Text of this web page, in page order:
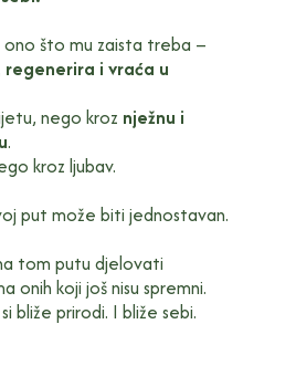
što mu zaista treba –
regenerira i vraća u
nego kroz nježnu i
.
kroz ljubav.
put može biti jednostavan.
tom putu djelovati
onih koji još nisu spremni.
bliže prirodi. I bliže sebi.